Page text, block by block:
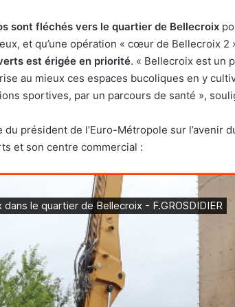
sont fléchés vers le quartier de Bellecroix
et qu’une opération « cœur de Bellecroix 2
est érigée en priorité. « Bellecroix est un
au mieux ces espaces bucoliques en y
sportives, par un parcours de santé »,
président de l’Euro-Métropole sur l’avenir
et son centre commercial :